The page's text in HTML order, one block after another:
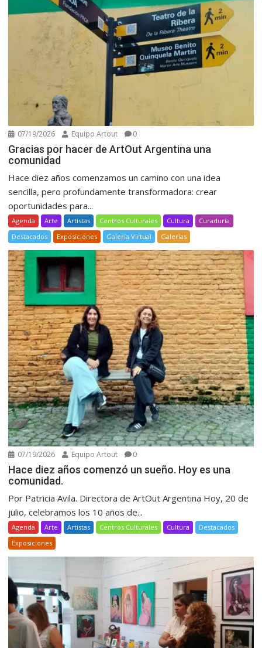
07/19/2026 Equipo Artout 0
Gracias por hacer de ArtOut Argentina una
comunidad
Hace diez años comenzamos un camino con una idea
sencilla, pero profundamente transformadora: crear
oportunidades para...
Agenda Arte Artistas Centros Culturales Cultura
Curaduría
Destacados
Exposiciones Galería Virtual Galerías
07/19/2026 Equipo Artout 0
Hace diez años comenzó un sueño. Hoy es una
comunidad.
Por Patricia Avila. Directora de ArtOut Argentina Hoy, 20 de
julio, celebramos los 10 años de...
Agenda Arte Artistas Centros Culturales Cultura
Destacados
Exposiciones